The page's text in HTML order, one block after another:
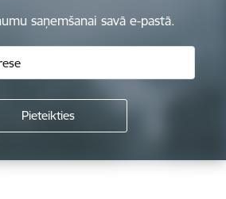
saņemšanai savā e-pastā.